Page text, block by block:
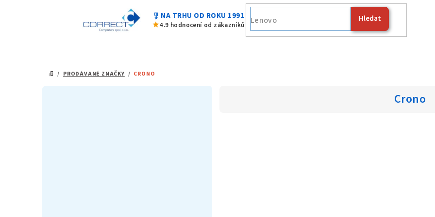
military_tech NA TRHU OD ROKU 1991
star4.9 hodnocení od zákazníků
Hledat
DOMŮ
/ PRODÁVANÉ ZNAČKY / CRONO
Crono